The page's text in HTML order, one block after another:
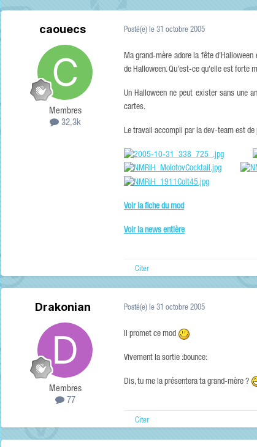
caouecs
Membres
32,3k
Posté(e) le 31 octobre 2005
Ma grand-mère adore la fête
de Halloween. Qu'est-ce qu'elle est forte
Un Halloween ne peut exister sans une
cartes.
Le travail accompli par la dev-team est de
Voir la fiche du mod
Voir la news entière
Citer
Drakonian
Membres
77
Posté(e) le 31 octobre 2005
Il promet ce mod
Vivement la sortie :bounce:
Dis, tu me la présentera ta grand-mère ?
Citer